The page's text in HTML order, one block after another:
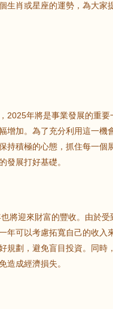
生肖或星座的運勢，為大家
2025年將是事業發展的重
增加。為了充分利用這一
持積極的心態，抓住每一
發展打好基礎。
將迎來財富的豐收。由於
年可以考慮拓寬自己的收
規劃，避免盲目投資。同
造成經濟損失。